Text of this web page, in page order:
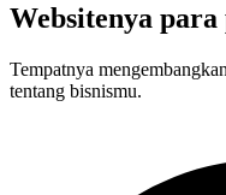
Websitenya para
Tempatnya
tentang bisnismu.